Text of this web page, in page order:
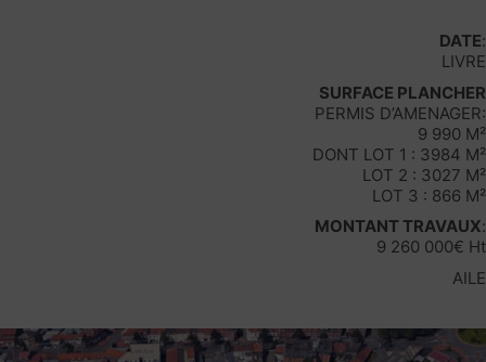
DATE:
LIVRE
SURFACE PLANCHER
PERMIS D’AMENAGER:
9 990 M²
DONT LOT 1 : 3984 M²
LOT 2 : 3027 M²
LOT 3 : 866 M²
MONTANT TRAVAUX:
9 260 000€ Ht
AILE